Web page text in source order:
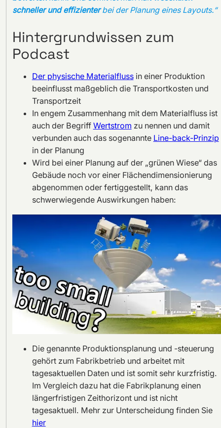
schneller und effizienterbei der Planung eines Layouts.“
Hintergrundwissen zum
Podcast
Der physische Materialflussin einer Produktion
beeinflusst maßgeblich die Transportkosten und
Transportzeit
In engem Zusammenhang mit dem Materialfluss ist
auch der Begriff Wertstrom zu nennen und damit
verbunden auch das sogenannte Line-back-Prinzip
in der Planung
Wird bei einer Planung auf der „grünen Wiese“ das
Gebäude noch vor einer Flächendimensionierung
abgenommen oder fertiggestellt, kann das
schwerwiegende Auswirkungen haben:
Die genannte Produktionsplanung und -steuerung
gehört zum Fabrikbetrieb und arbeitet mit
tagesaktuellen Daten und ist somit sehr kurzfristig.
Im Vergleich dazu hat die Fabrikplanung einen
längerfristigen Zeithorizont und ist nicht
tagesaktuell. Mehr zur Unterscheidung finden Sie
hier